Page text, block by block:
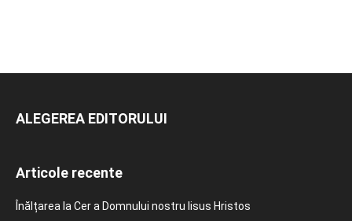
ALEGEREA EDITORULUI
Articole recente
Înălțarea la Cer a Domnului nostru Iisus Hristos